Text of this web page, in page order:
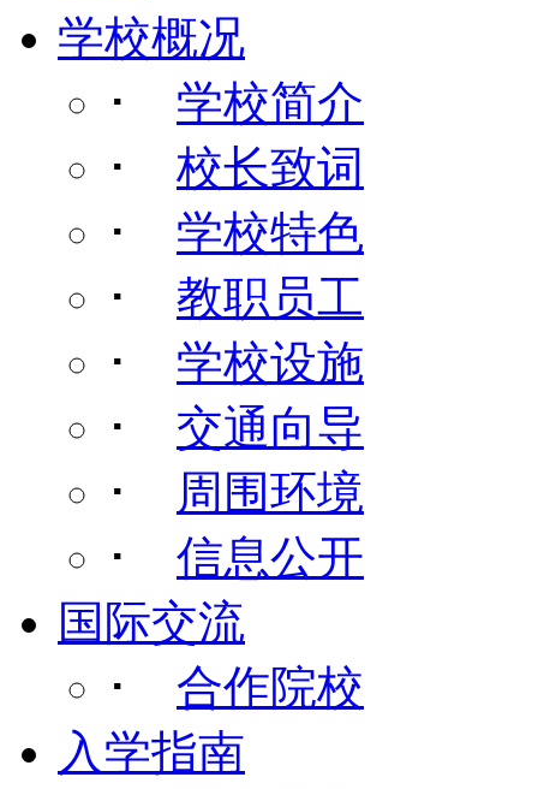
学校概况
･ 学校简介
･ 校长致词
･ 学校特色
･ 教职员工
･ 学校设施
･ 交通向导
･ 周围环境
･ 信息公开
国际交流
･ 合作院校
入学指南